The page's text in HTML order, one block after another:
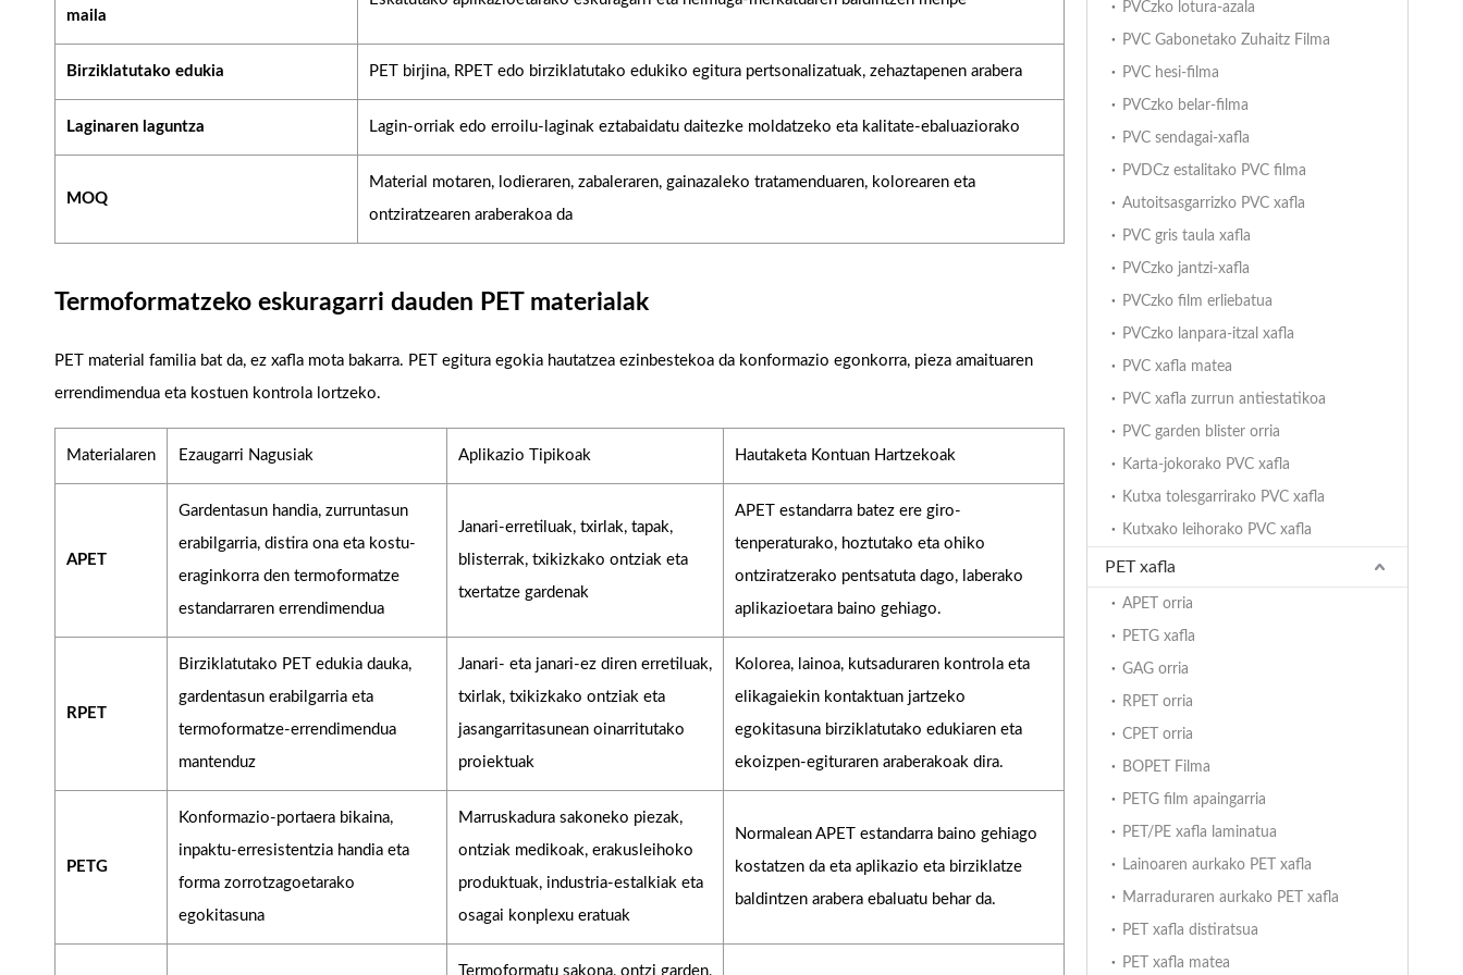
maila
Birziklatutako edukia PET birjina, RPET edo birziklatutako edukiko egitura pertsonalizatuak, zehaztapenen arabera
Laginaren laguntza Lagin-orriak edo erroilu-laginak eztabaidatu daitezke moldatzeko eta kalitate-ebaluaziorako
MOQ
Material motaren, lodieraren, zabaleraren, gainazaleko tratamenduaren, kolorearen eta
ontziratzearen araberakoa da
Termoformatzeko eskuragarri dauden PET materialak
PET material familia bat da, ez xafla mota bakarra. PET egitura egokia hautatzea ezinbestekoa da konformazio egonkorra, pieza amaituaren
errendimendua eta kostuen kontrola lortzeko.
Materialaren Ezaugarri Nagusiak Aplikazio Tipikoak Hautaketa Kontuan Hartzekoak
APET
Gardentasun handia, zurruntasun
erabilgarria, distira ona eta kostu-
eraginkorra den termoformatze
estandarraren errendimendua
Janari-erretiluak, txirlak, tapak,
blisterrak, txikizkako ontziak eta
txertatze gardenak
APET estandarra batez ere giro-
tenperaturako, hoztutako eta ohiko
ontziratzerako pentsatuta dago, laberako
aplikazioetara baino gehiago.
RPET
Birziklatutako PET edukia dauka,
gardentasun erabilgarria eta
termoformatze-errendimendua
mantenduz
Janari- eta janari-ez diren erretiluak,
txirlak, txikizkako ontziak eta
jasangarritasunean oinarritutako
proiektuak
Kolorea, lainoa, kutsaduraren kontrola eta
elikagaiekin kontaktuan jartzeko
egokitasuna birziklatutako edukiaren eta
ekoizpen-egituraren araberakoak dira.
PETG
Konformazio-portaera bikaina,
inpaktu-erresistentzia handia eta
forma zorrotzagoetarako
egokitasuna
Marruskadura sakoneko piezak,
ontziak medikoak, erakusleihoko
produktuak, industria-estalkiak eta
osagai konplexu eratuak
Normalean APET estandarra baino gehiago
kostatzen da eta aplikazio eta birziklatze
baldintzen arabera ebaluatu behar da.
Termoformatu sakona, ontzi garden,
PVCzko lotura-azala
PVC Gabonetako Zuhaitz Filma
PVC hesi-filma
PVCzko belar-filma
PVC sendagai-xafla
PVDCz estalitako PVC filma
Autoitsasgarrizko PVC xafla
PVC gris taula xafla
PVCzko jantzi-xafla
PVCzko film erliebatua
PVCzko lanpara-itzal xafla
PVC xafla matea
PVC xafla zurrun antiestatikoa
PVC garden blister orria
Karta-jokorako PVC xafla
Kutxa tolesgarrirako PVC xafla
Kutxako leihorako PVC xafla
PET xafla
APET orria
PETG xafla
GAG orria
RPET orria
CPET orria
BOPET Filma
PETG film apaingarria
PET/PE xafla laminatua
Lainoaren aurkako PET xafla
Marraduraren aurkako PET xafla
PET xafla distiratsua
PET xafla matea